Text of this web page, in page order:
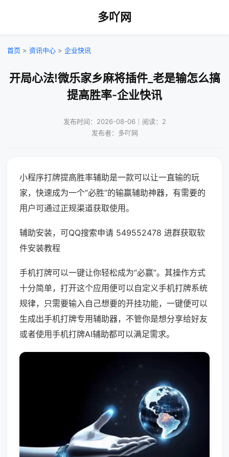
多吖网
首页 > 资讯中心 > 企业快讯
开局心法!微乐家乡麻将插件_老是输怎么搞
提高胜率-企业快讯
发布时间：2026-08-06｜阅读：2
发布者：多吖网
小程序打牌提高胜率辅助是一款可以让一直输的玩
家，快速成为一个“必胜”的输赢辅助神器，有需要的
用户可通过正规渠道获取使用。
辅助安装，可QQ搜索申请 549552478 进群获取软
件安装教程
手机打牌可以一键让你轻松成为“必赢”。其操作方式
十分简单，打开这个应用便可以自定义手机打牌系统
规律，只需要输入自己想要的开挂功能，一键便可以
生成出手机打牌专用辅助器，不管你是想分享给好友
或者使用手机打牌AI辅助都可以满足需求。